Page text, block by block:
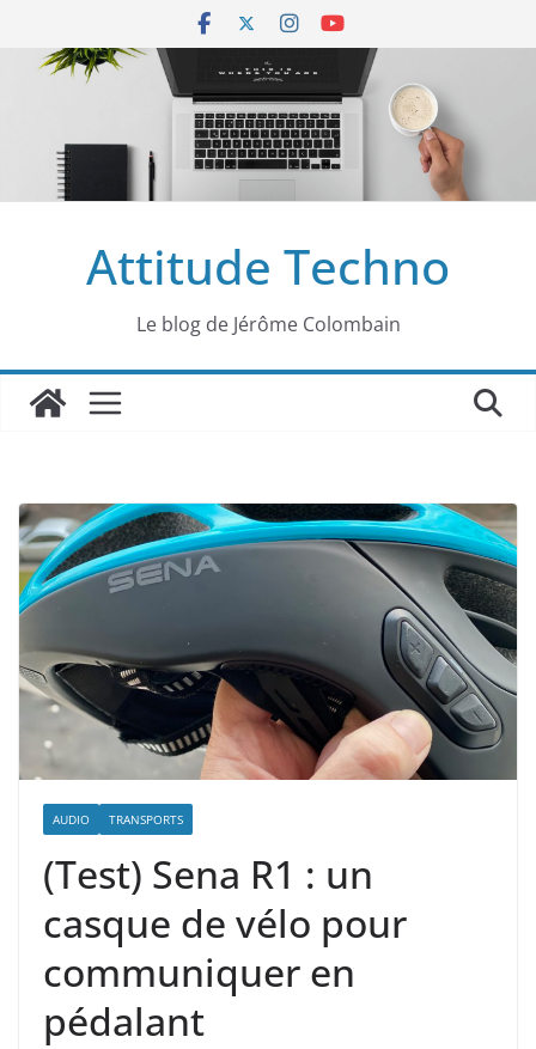
contenu
Attitude Techno
Le blog de Jérôme Colombain
AUDIO TRANSPORTS
(Test) Sena R1 : un
casque de vélo pour
communiquer en
pédalant